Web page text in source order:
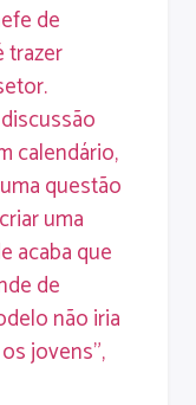
de
trazer
calendário,
questão
uma
acaba que
de
não iria
jovens”,